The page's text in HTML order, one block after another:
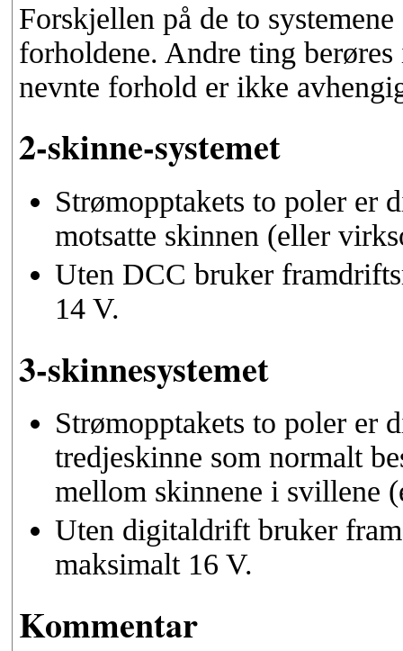
Forskjellen på de to
forholdene. Andre ting
nevnte forhold er ikke
2-skinne-systemet
Strømopptakets to poler er
motsatte skinnen (eller
Uten DCC bruker
14 V.
3-skinnesystemet
Strømopptakets to poler er
tredjeskinne som normalt
mellom skinnene i svillene
Uten digitaldrift bruker
maksimalt 16 V.
Kommentar